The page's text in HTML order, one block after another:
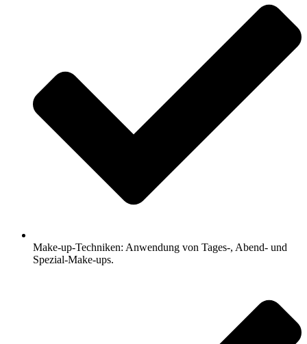
Make-up-Techniken: Anwendung von Tages-, Abend- und
Spezial-Make-ups.